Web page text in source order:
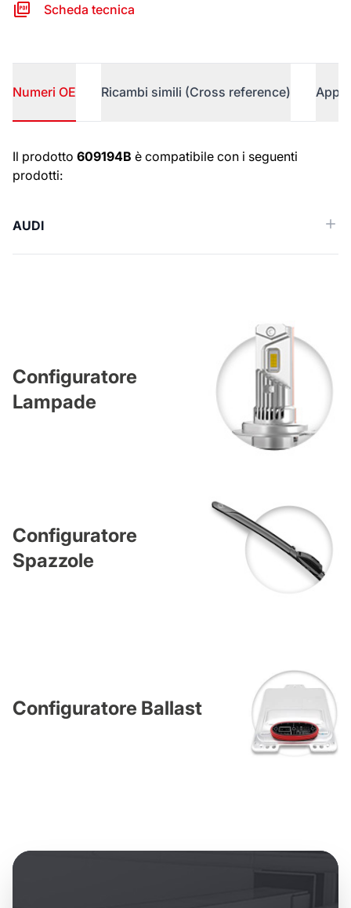
Scheda tecnica
Numeri OE Ricambi simili (Cross reference)
Numeri OE
Il prodotto 609194B è compatibile con i seguenti
prodotti:
AUDI
Configuratore
Lampade
Configuratore
Spazzole
Configuratore Ballast